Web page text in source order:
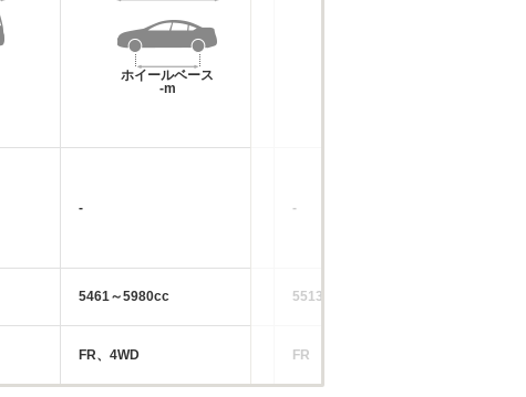
ホイールベース
-m
-
5461～5980cc
FR、4WD
-
5513～5980cc
FR